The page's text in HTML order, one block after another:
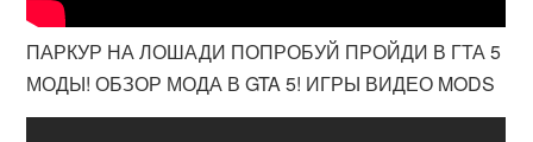
ПАРКУР НА ЛОШАДИ ПОПРОБУЙ ПРОЙДИ В ГТА 5
МОДЫ! ОБЗОР МОДА В GTA 5! ИГРЫ ВИДЕО MODS